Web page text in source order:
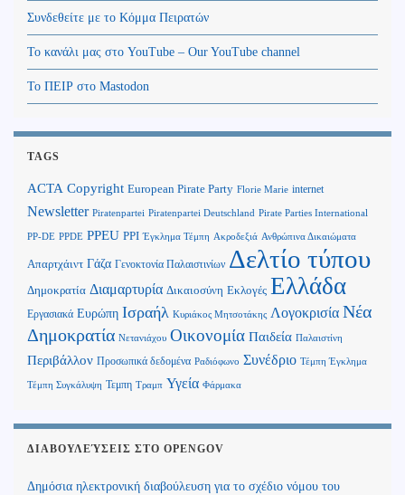
Συνδεθείτε με το Κόμμα Πειρατών
Το κανάλι μας στο YouTube – Our YouTube channel
Το ΠΕΙΡ στο Mastodon
TAGS
ACTA Copyright European Pirate Party Florie Marie internet
Newsletter Piratenpartei Piratenpartei Deutschland Pirate Parties International
PP-DE PPDE PPEU PPI Έγκλημα Τέμπη Ακροδεξιά Ανθρώπινα Δικαιώματα
Απαρτχάιντ Γάζα Γενοκτονία Παλαιστινίων Δελτίο τύπου
Δημοκρατία Διαμαρτυρία Δικαιοσύνη Εκλογές Ελλάδα
Εργασιακά Ευρώπη Ισραήλ Κυριάκος Μητσοτάκης Λογοκρισία Νέα
Δημοκρατία Νετανιάχου Οικονομία Παιδεία Παλαιστίνη
Περιβάλλον Προσωπικά δεδομένα Ραδιόφωνο Συνέδριο Τέμπη Έγκλημα
Τέμπη Συγκάλυψη Τεμπη Τραμπ Υγεία Φάρμακα
ΔΙΑΒΟΥΛΕΎΣΕΙΣ ΣΤΟ OPENGOV
Δημόσια ηλεκτρονική διαβούλευση για το σχέδιο νόμου του